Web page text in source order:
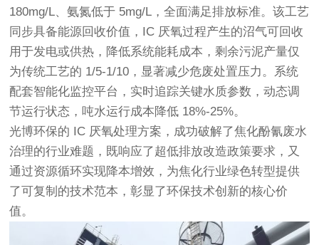
180mg/L、氨氮低于 5mg/L，全面满足排放标准。该工艺
同步具备能源回收价值，IC 厌氧过程产生的沼气可回收
用于发电或供热，降低系统能耗成本，剩余污泥产量仅
为传统工艺的 1/5-1/10，显著减少危废处置压力。系统
配套智能化监控平台，实时追踪关键水质参数，动态调
节运行状态，吨水运行成本降低 18%-25%。
光博环保的 IC 厌氧处理方案，成功破解了焦化酚氰废水
治理的行业难题，既响应了超低排放改造政策要求，又
通过资源循环实现降本增效，为焦化行业绿色转型提供
了可复制的技术范本，彰显了环保技术创新的核心价
值。